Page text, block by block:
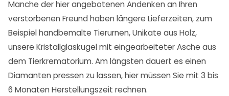
Manche der hier angebotenen Andenken an Ihren
verstorbenen Freund haben längere Lieferzeiten, zum
Beispiel handbemalte Tierurnen, Unikate aus Holz,
unsere Kristallglaskugel mit eingearbeiteter Asche aus
dem Tierkrematorium. Am längsten dauert es einen
Diamanten pressen zu lassen, hier müssen Sie mit 3 bis
6 Monaten Herstellungszeit rechnen.